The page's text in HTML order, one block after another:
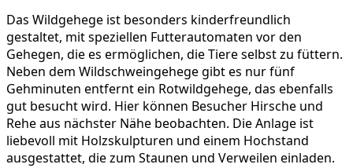
Das Wildgehege ist besonders kinderfreundlich
gestaltet, mit speziellen Futterautomaten vor den
Gehegen, die es ermöglichen, die Tiere selbst zu füttern.
Neben dem Wildschweingehege gibt es nur fünf
Gehminuten entfernt ein Rotwildgehege, das ebenfalls
gut besucht wird. Hier können Besucher Hirsche und
Rehe aus nächster Nähe beobachten. Die Anlage ist
liebevoll mit Holzskulpturen und einem Hochstand
ausgestattet, die zum Staunen und Verweilen einladen.